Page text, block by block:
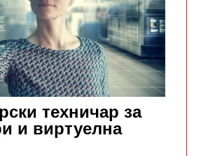
техничар за
и виртуелна